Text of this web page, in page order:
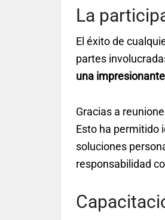
La
El éxito de
partes
una
Gracias a
Esto ha permitido
soluciones
responsabilidad